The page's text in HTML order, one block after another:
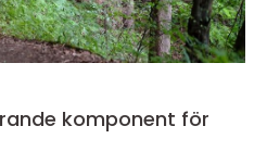
komponent för